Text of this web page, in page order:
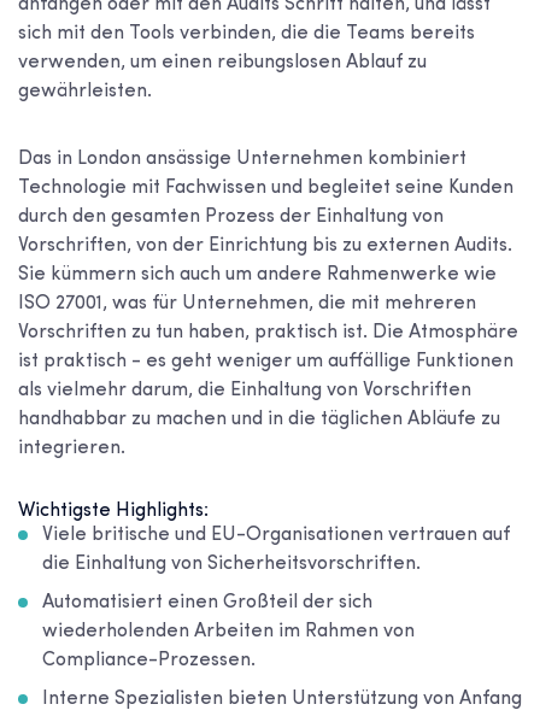
anfangen oder mit den Audits Schritt halten, und lässt
sich mit den Tools verbinden, die die Teams bereits
verwenden, um einen reibungslosen Ablauf zu
gewährleisten.
Das in London ansässige Unternehmen kombiniert
Technologie mit Fachwissen und begleitet seine Kunden
durch den gesamten Prozess der Einhaltung von
Vorschriften, von der Einrichtung bis zu externen Audits.
Sie kümmern sich auch um andere Rahmenwerke wie
ISO 27001, was für Unternehmen, die mit mehreren
Vorschriften zu tun haben, praktisch ist. Die Atmosphäre
ist praktisch - es geht weniger um auffällige Funktionen
als vielmehr darum, die Einhaltung von Vorschriften
handhabbar zu machen und in die täglichen Abläufe zu
integrieren.
Wichtigste Highlights:
Viele britische und EU-Organisationen vertrauen auf
die Einhaltung von Sicherheitsvorschriften.
Automatisiert einen Großteil der sich
wiederholenden Arbeiten im Rahmen von
Compliance-Prozessen.
Interne Spezialisten bieten Unterstützung von Anfang